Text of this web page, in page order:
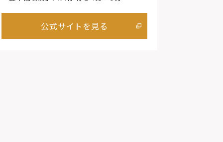
公式サイトを見る